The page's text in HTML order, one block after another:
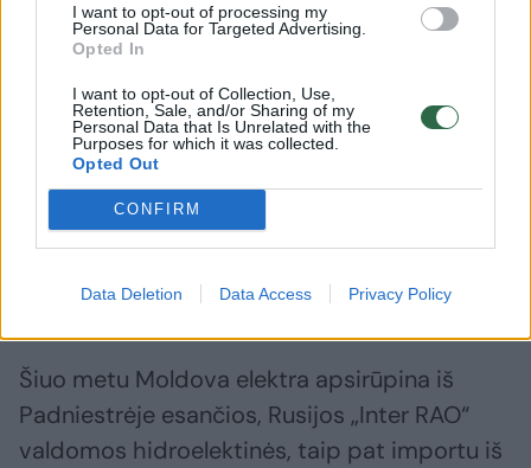
I want to opt-out of processing my
Personal Data for Targeted Advertising.
Opted In
I want to opt-out of Collection, Use,
Retention, Sale, and/or Sharing of my
Personal Data that Is Unrelated with the
Purposes for which it was collected.
Opted Out
CONFIRM
Data Deletion Data Access Privacy Policy
Moldova pasirašė sutartį su
Lenkijos PGNiG dėl
bandomojo 1 mln. kubinių
metrų dujų pirkimo
Šiuo metu Moldova elektra apsirūpina iš
Padniestrėje esančios, Rusijos „Inter RAO“
valdomos hidroelektinės, taip pat importu iš